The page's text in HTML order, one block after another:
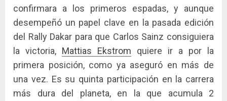
confirmara a los primeros espadas, y aunque
desempeñó un papel clave en la pasada edición
del Rally Dakar para que Carlos Sainz consiguiera
la victoria, Mattias Ekstrom quiere ir a por la
primera posición, como ya aseguró en más de
una vez. Es su quinta participación en la carrera
más dura del planeta, en la que acumula 2